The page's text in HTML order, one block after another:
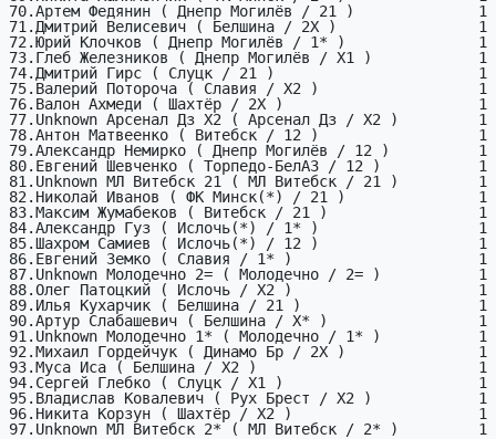
70.Артем Федянин ( Днепр Могилёв / 21 )              1
71.Дмитрий Велисевич ( Белшина / 2X )                1
72.Юрий Клочков ( Днепр Могилёв / 1* )               1
73.Глеб Железников ( Днепр Могилёв / X1 )            1
74.Дмитрий Гирс ( Слуцк / 21 )                       1
75.Валерий Потороча ( Славия / X2 )                  1
76.Валон Ахмеди ( Шахтёр / 2X )                      1
77.Unknown Арсенал Дз X2 ( Арсенал Дз / X2 )         1
78.Антон Матвеенко ( Витебск / 12 )                  1
79.Александр Немирко ( Днепр Могилёв / 12 )          1
80.Евгений Шевченко ( Торпедо-БелАЗ / 12 )           1
81.Unknown МЛ Витебск 21 ( МЛ Витебск / 21 )         1
82.Николай Иванов ( ФК Минск(*) / 21 )               1
83.Максим Жумабеков ( Витебск / 21 )                 1
84.Александр Гуз ( Ислочь(*) / 1* )                  1
85.Шахром Самиев ( Ислочь(*) / 12 )                  1
86.Евгений Земко ( Славия / 1* )                     1
87.Unknown Молодечно 2= ( Молодечно / 2= )           1
88.Олег Патоцкий ( Ислочь / X2 )                     1
89.Илья Кухарчик ( Белшина / 21 )                    1
90.Артур Слабашевич ( Белшина / X* )                 1
91.Unknown Молодечно 1* ( Молодечно / 1* )           1
92.Михаил Гордейчук ( Динамо Бр / 2X )               1
93.Муса Иса ( Белшина / X2 )                         1
94.Сергей Глебко ( Слуцк / X1 )                      1
95.Владислав Ковалевич ( Рух Брест / X2 )            1
96.Никита Корзун ( Шахтёр / X2 )                     1
97.Unknown МЛ Витебск 2* ( МЛ Витебск / 2* )         1